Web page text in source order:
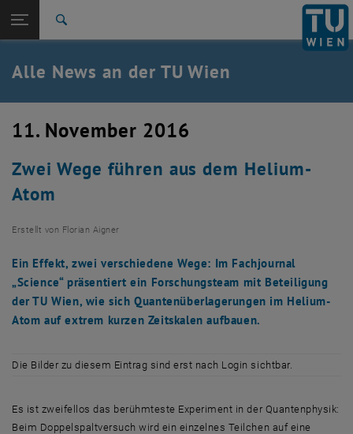
TU Login
Quicklinks
Quicklinks-Menü umschalten
Studium
Karriere
Zurück: Subseiten von TU Wien Startseite auflisten
Zurück zur letzten Ebene:
TU Wien Startseite
Übersicht
Alle News an der TU Wien
11. November 2016
Zwei Wege führen aus dem Helium-
Atom
Erstellt von Florian Aigner
Ein Effekt, zwei verschiedene Wege: Im Fachjournal
„Science“ präsentiert ein Forschungsteam mit Beteiligung
der TU Wien, wie sich Quantenüberlagerungen im Helium-
Atom auf extrem kurzen Zeitskalen aufbauen.
Die Bilder zu diesem Eintrag sind erst nach Login sichtbar.
Es ist zweifellos das berühmteste Experiment in der Quantenphysik:
Beim Doppelspaltversuch wird ein einzelnes Teilchen auf eine